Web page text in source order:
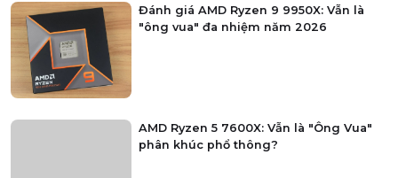
Đánh giá AMD Ryzen 9 9950X: Vẫn là
"ông vua" đa nhiệm năm 2026
AMD Ryzen 5 7600X: Vẫn là "Ông Vua"
phân khúc phổ thông?